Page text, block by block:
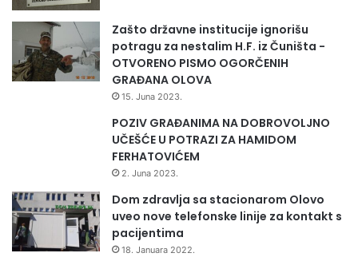
Zašto državne institucije ignorišu
potragu za nestalim H.F. iz Čuništa -
OTVORENO PISMO OGORČENIH
GRAĐANA OLOVA
15. Juna 2023.
POZIV GRAĐANIMA NA DOBROVOLJNO
UČEŠĆE U POTRAZI ZA HAMIDOM
FERHATOVIĆEM
2. Juna 2023.
Dom zdravlja sa stacionarom Olovo
uveo nove telefonske linije za kontakt s
pacijentima
18. Januara 2022.